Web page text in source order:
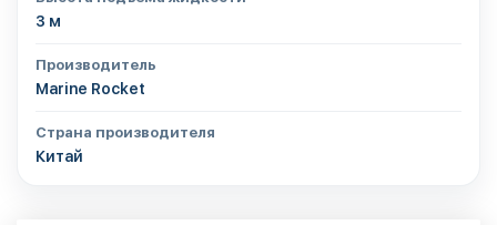
3 м
Производитель
Marine Rocket
Страна производителя
Китай